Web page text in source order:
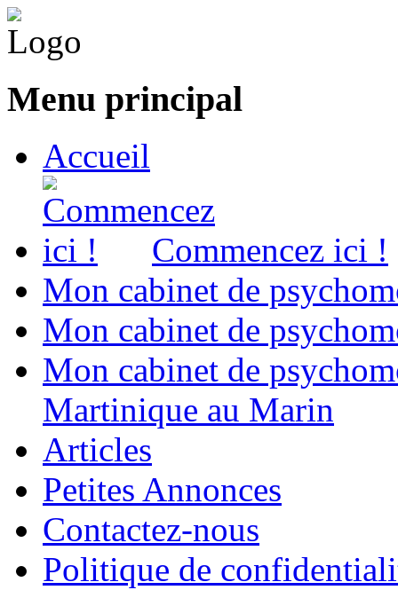
Menu principal
Accueil
Commencez ici !
Mon cabinet de
Mon cabinet de
Mon cabinet de
Martinique au Marin
Articles
Petites Annonces
Contactez-nous
Politique de